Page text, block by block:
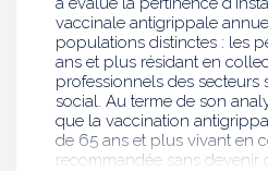
vaccinale antigrippale
populations distinctes : les
ans et plus résidant en
professionnels des secteurs
social. Au terme de son
que la vaccination
de 65 ans et plus vivant en
recommandée sans devenir